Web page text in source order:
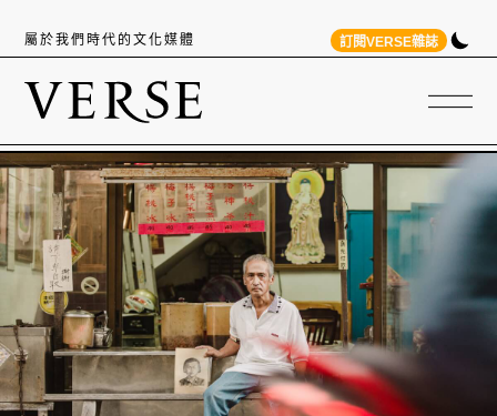
屬於我們時代的文化媒體 訂閱VERSE雜誌